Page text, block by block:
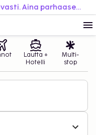
Varaa helposti. Matkusta joustavasti. Aina parhaaseen hintaan.
Lautta +
Hotelli
Multi-
stop